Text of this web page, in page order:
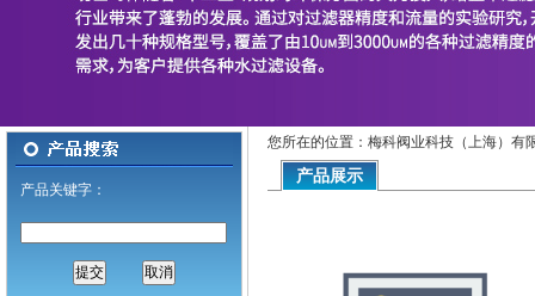
产品关键字：
您所在的位置：梅科阀业科技（上海）有
产品展示